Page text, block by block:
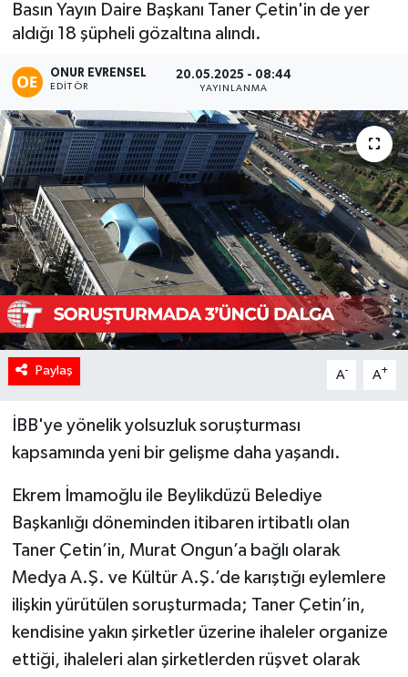
Basın Yayın Daire Başkanı Taner Çetin'in de yer
aldığı 18 şüpheli gözaltına alındı.
ONUR EVRENSEL
EDITÖR
20.05.2025 - 08:44
YAYINLANMA
Paylaş A- A+
İBB'ye yönelik yolsuzluk soruşturması
kapsamında yeni bir gelişme daha yaşandı.
Ekrem İmamoğlu ile Beylikdüzü Belediye
Başkanlığı döneminden itibaren irtibatlı olan
Taner Çetin’in, Murat Ongun’a bağlı olarak
Medya A.Ş. ve Kültür A.Ş.’de karıştığı eylemlere
ilişkin yürütülen soruşturmada; Taner Çetin’in,
kendisine yakın şirketler üzerine ihaleler organize
ettiği, ihaleleri alan şirketlerden rüşvet olarak